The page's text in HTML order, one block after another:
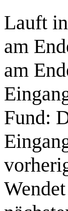
Lauft
am
am
Fund: